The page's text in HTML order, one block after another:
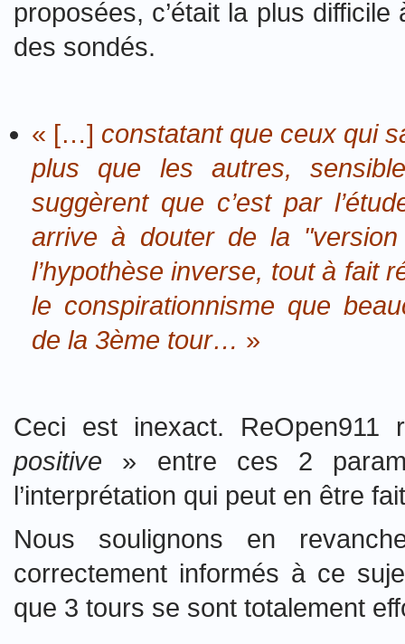
proposées, c’était la plus
des sondés.
« […] constatant que ceux qui
plus que les autres,
suggèrent que c’est par
arrive à douter de la
l’hypothèse inverse, tout à fait
le conspirationnisme que
de la 3ème tour… »
Ceci est inexact. ReOpen911
positive » entre ces 2
l’interprétation qui peut en être
Nous soulignons en
correctement informés à ce
que 3 tours se sont totalement